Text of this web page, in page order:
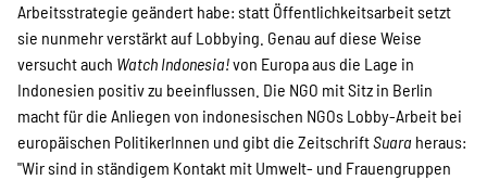
Arbeitsstrategie geändert habe: statt Öffentlichkeitsarbeit setzt
sie nunmehr verstärkt auf Lobbying. Genau auf diese Weise
versucht auch Watch Indonesia!von Europa aus die Lage in
Indonesien positiv zu beeinflussen. Die NGO mit Sitz in Berlin
macht für die Anliegen von indonesischen NGOs Lobby-Arbeit bei
europäischen PolitikerInnen und gibt die ZeitschriftSuara heraus:
"Wir sind in ständigem Kontakt mit Umwelt- und Frauengruppen